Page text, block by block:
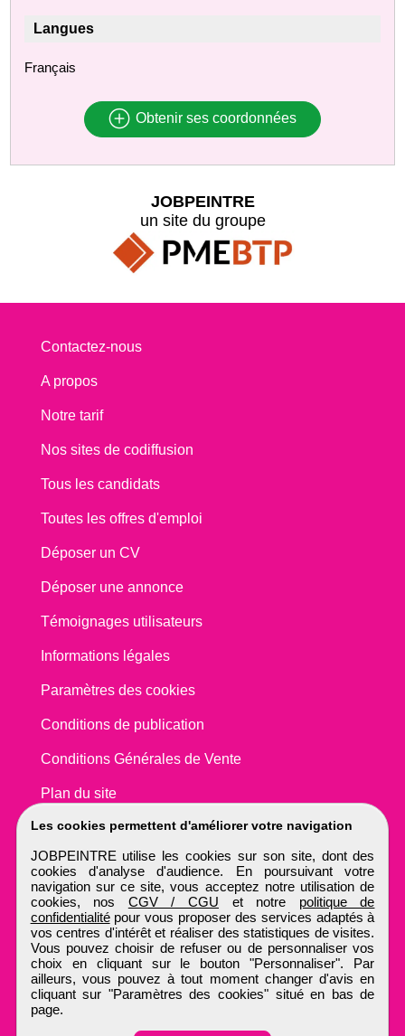
Langues
Français
Obtenir ses coordonnées
Les cookies permettent d'améliorer votre navigation
JOBPEINTRE utilise les cookies sur son site, dont des
cookies d'analyse d'audience. En poursuivant votre
navigation sur ce site, vous acceptez notre utilisation de
cookies, nos CGV / CGU et notre politique de
confidentialitépour vous proposer des services adaptés à
vos centres d'intérêt et réaliser des statistiques de visites.
Vous pouvez choisir de refuser ou de personnaliser vos
choix en cliquant sur le bouton "Personnaliser". Par
ailleurs, vous pouvez à tout moment changer d'avis en
cliquant sur "Paramètres des cookies" situé en bas de
page.
JOBPEINTRE
un site du groupe
Contactez-nous
A propos
Notre tarif
Nos sites de codiffusion
Tous les candidats
Toutes les offres d'emploi
Déposer un CV
Déposer une annonce
Témoignages utilisateurs
Informations légales
Paramètres des cookies
Conditions de publication
Conditions Générales de Vente
Plan du site